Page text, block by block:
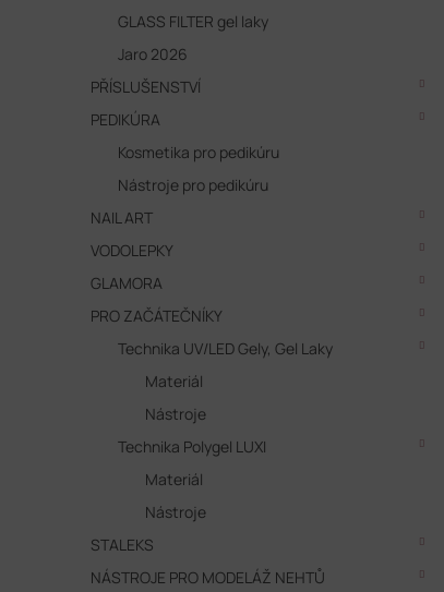
GLASS FILTER gel laky
Jaro 2026
PŘÍSLUŠENSTVÍ
PEDIKÚRA
Kosmetika pro pedikúru
Nástroje pro pedikúru
NAIL ART
VODOLEPKY
GLAMORA
PRO ZAČÁTEČNÍKY
Technika UV/LED Gely, Gel Laky
Materiál
Nástroje
Technika Polygel LUXI
Materiál
Nástroje
STALEKS
NÁSTROJE PRO MODELÁŽ NEHTŮ